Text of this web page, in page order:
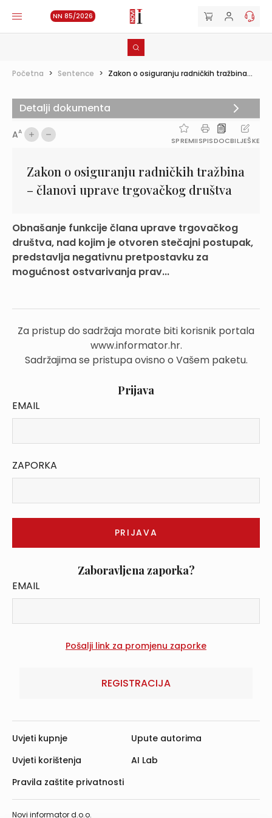
NN 85/2026
Početna > Sentence > Zakon o osiguranju radničkih tražbina...
AA
SPREMIISPISDOCBILJEŠKE
Zakon o osiguranju radničkih tražbina
– članovi uprave trgovačkog društva
Obnašanje funkcije člana uprave trgovačkog
društva, nad kojim je otvoren stečajni postupak,
predstavlja negativnu pretpostavku za
mogućnost ostvarivanja prav...
Za pristup do sadržaja morate biti korisnik portala
www.informator.hr.
Sadržajima se pristupa ovisno o Vašem paketu.
Prijava
EMAIL
ZAPORKA
Zaboravljena zaporka?
EMAIL
REGISTRACIJA
Detalji dokumenta
Novi informator d.o.o.
Uvjeti kupnje
Uvjeti korištenja
Pravila zaštite privatnosti
Upute autorima
AI Lab